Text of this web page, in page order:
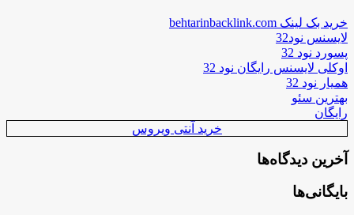
خرید بک لینک behtarinbacklink.com
لایسنس نود32
پسورد نود 32
اوکلی لایسنس رایگان نود 32
همیار نود 32
بهترین سئو
رایگان
خرید آنتی ویروس
آخرین دیدگاه‌ها
بایگانی‌ها